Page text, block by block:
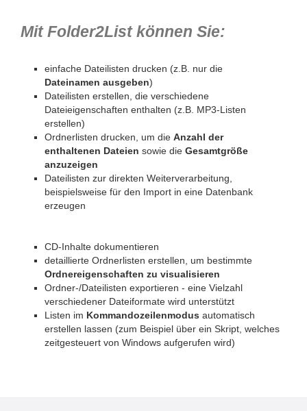
Mit Folder2List können Sie:
einfache Dateilisten drucken (z.B. nur die
Dateinamen ausgeben)
Dateilisten erstellen, die verschiedene
Dateieigenschaften enthalten (z.B. MP3-Listen
erstellen)
Ordnerlisten drucken, um die Anzahl der
enthaltenen Dateien sowie die Gesamtgröße
anzuzeigen
Dateilisten zur direkten Weiterverarbeitung,
beispielsweise für den Import in eine Datenbank
erzeugen
CD-Inhalte dokumentieren
detaillierte Ordnerlisten erstellen, um bestimmte
Ordnereigenschaften zu visualisieren
Ordner-/Dateilisten exportieren - eine Vielzahl
verschiedener Dateiformate wird unterstützt
Listen im Kommandozeilenmodus automatisch
erstellen lassen (zum Beispiel über ein Skript, welches
zeitgesteuert von Windows aufgerufen wird)